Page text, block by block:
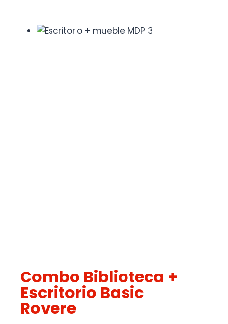
Combo Biblioteca +
Escritorio Basic
Rovere